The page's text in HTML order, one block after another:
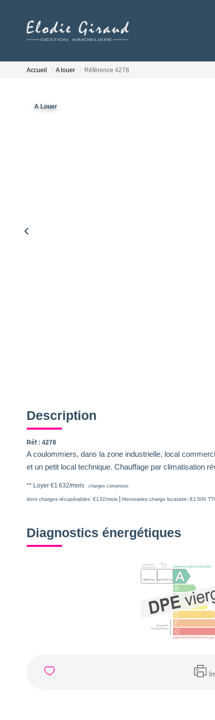
Accueil A louer Référence 4278
A Louer
Description
Réf : 4278
A coulommiers, dans la zone industrielle, local
et un petit local technique. Chauffage par climatisation
** Loyer €1 632/mois charges comprises
dont charges récupérables: €132/mois Honoraires charge locataire: €1 500
Diagnostics énergétiques